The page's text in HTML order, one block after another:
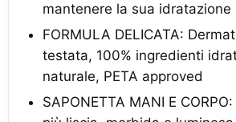
mantenere la sua idratazione
FORMULA DELICATA:
testata, 100% ingredienti
naturale, PETA approved
SAPONETTA MANI E